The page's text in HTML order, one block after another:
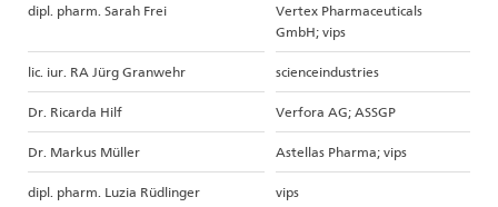
dipl. pharm. Sarah Frei
Vertex Pharmaceuticals
GmbH; vips
lic. iur. RA Jürg Granwehr scienceindustries
Dr. Ricarda Hilf Verfora AG; ASSGP
Dr. Markus Müller Astellas Pharma; vips
dipl. pharm. Luzia Rüdlinger vips